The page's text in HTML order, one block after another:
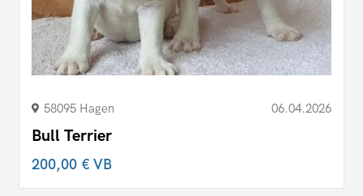
58095 Hagen 06.04.2026
Bull Terrier
200,00 €VB